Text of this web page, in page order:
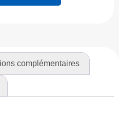
complémentaires